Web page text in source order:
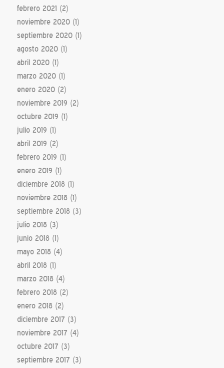
febrero 2021 (2)
noviembre 2020(1)
septiembre 2020(1)
agosto 2020(1)
abril 2020(1)
marzo 2020(1)
enero 2020(2)
noviembre 2019 (2)
octubre 2019 (1)
julio 2019 (1)
abril 2019 (2)
febrero 2019 (1)
enero 2019 (1)
diciembre 2018(1)
noviembre 2018(1)
septiembre 2018(3)
julio 2018(3)
junio 2018(1)
mayo 2018(4)
abril 2018(1)
marzo 2018(4)
febrero 2018(2)
enero 2018(2)
diciembre 2017 (3)
noviembre 2017 (4)
octubre 2017 (3)
septiembre 2017 (3)